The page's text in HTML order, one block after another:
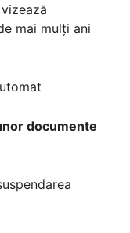
mai mulți ani
documente